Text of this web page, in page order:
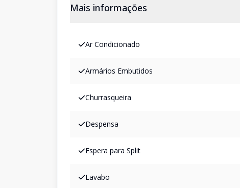
Mais informações
Ar Condicionado
Armários Embutidos
Churrasqueira
Despensa
Espera para Split
Lavabo